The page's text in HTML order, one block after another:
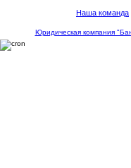
Наша команда
Юридическая компания